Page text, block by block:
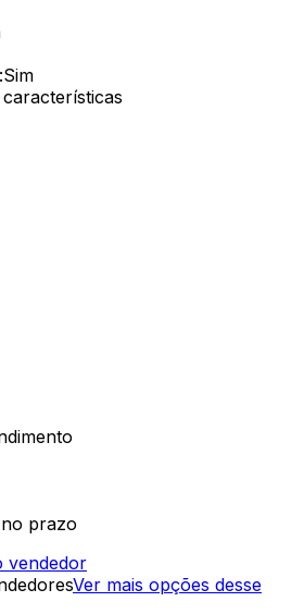
:Sim
prazo
vendedor
Ver mais opções desse